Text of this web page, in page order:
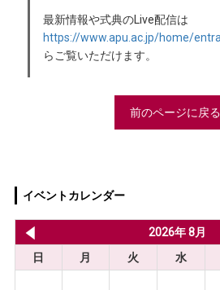
最新情報や式典のLive配信は
https://www.apu.ac.jp/home/
らご覧いただけます。
前のページに戻
イベントカレンダー
2026年 8月
日
月 火 水